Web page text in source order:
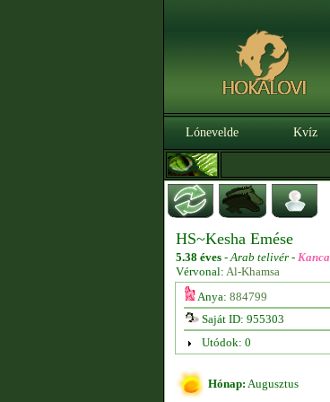
Lónevelde Kvíz
HS~Kesha Emése
5.38 éves -Arab telivér - Kanca
Vérvonal: Al-Khamsa
Anya: 884799
Saját ID: 955303
Utódok: 0
Hónap: Augusztus